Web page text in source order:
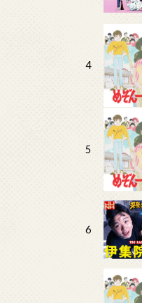
4
5
6